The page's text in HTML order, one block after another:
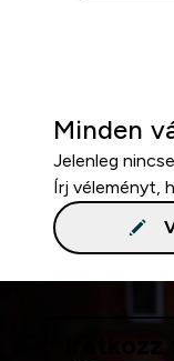
Minden
Jelenleg
Írj véleményt,